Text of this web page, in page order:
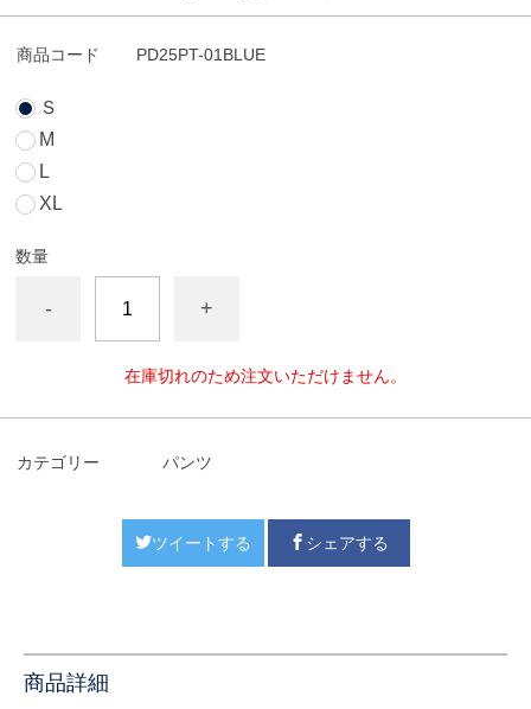
商品コード PD25PT-01BLUE
Ｓ
M
L
XL
数量
- +
在庫切れのため注文いただけません。
カテゴリー パンツ
ツイートする シェアする
商品詳細